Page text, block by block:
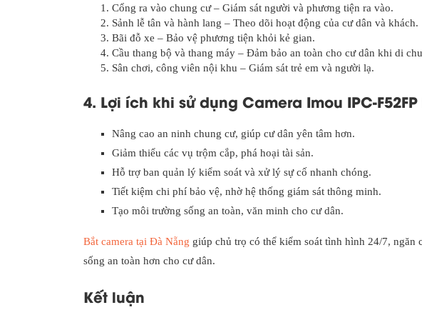
Cổng ra vào chung cư – Giám sát người và phương tiện ra vào.
Sảnh lễ tân và hành lang – Theo dõi hoạt động của cư dân và khách.
Bãi đỗ xe – Bảo vệ phương tiện khỏi kẻ gian.
Cầu thang bộ và thang máy – Đảm bảo an toàn cho cư dân khi di
Sân chơi, công viên nội khu – Giám sát trẻ em và người lạ.
4. Lợi ích khi sử dụng Camera Imou IPC-
Nâng cao an ninh chung cư, giúp cư dân yên tâm hơn.
Giảm thiểu các vụ trộm cắp, phá hoại tài sản.
Hỗ trợ ban quản lý kiểm soát và xử lý sự cố nhanh chóng.
Tiết kiệm chi phí bảo vệ, nhờ hệ thống giám sát thông minh.
Tạo môi trường sống an toàn, văn minh cho cư dân.
Bắt camera tại Đà Nẵng giúp chủ trọ có thể kiểm soát tình hình 24/7,
sống an toàn hơn cho cư dân.
Kết luận